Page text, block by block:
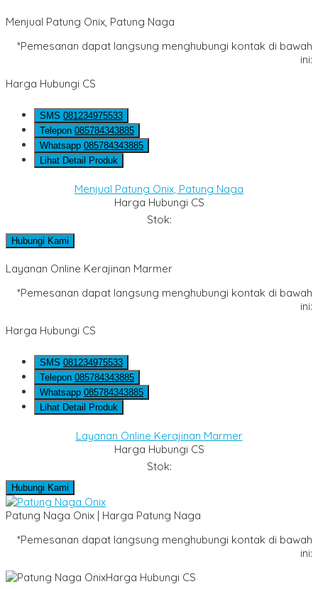
Menjual Patung Onix, Patung Naga
*Pemesanan dapat langsung menghubungi kontak di bawah
ini:
Harga Hubungi CS
SMS 081234975533
Telepon 085784343885
Whatsapp 085784343885
Lihat Detail Produk
Menjual Patung Onix, Patung Naga
Harga Hubungi CS
Stok:
Hubungi Kami
Layanan Online Kerajinan Marmer
*Pemesanan dapat langsung menghubungi kontak di bawah
ini:
Harga Hubungi CS
SMS 081234975533
Telepon 085784343885
Whatsapp 085784343885
Lihat Detail Produk
Layanan Online Kerajinan Marmer
Harga Hubungi CS
Stok:
Hubungi Kami
Patung Naga Onix | Harga Patung Naga
*Pemesanan dapat langsung menghubungi kontak di bawah
ini:
Harga Hubungi CS